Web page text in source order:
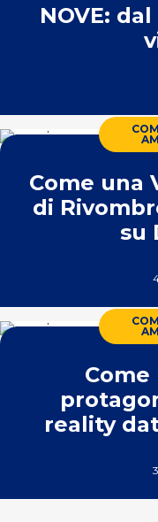
NOVE:
Come una
di
su
Come
reality